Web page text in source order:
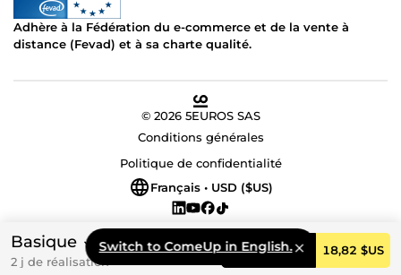
Basique
2 j de réalisation
Commander 18,82 $US
Switch to ComeUp in English.
Adhère à la Fédération du e-commerce et de la vente à
distance (Fevad) et à sa charte qualité.
© 2026 5EUROS SAS
Conditions générales
Politique de confidentialité
Français • USD ($US)